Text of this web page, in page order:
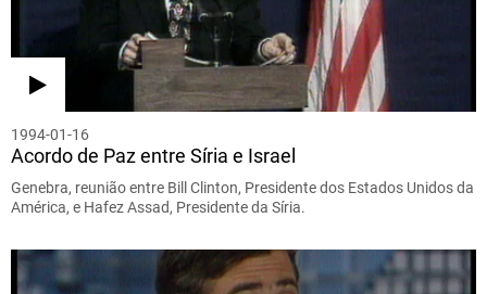
1994-01-16
Acordo de Paz entre Síria e Israel
Genebra, reunião entre Bill Clinton, Presidente dos Estados Unidos da
América, e Hafez Assad, Presidente da Síria.